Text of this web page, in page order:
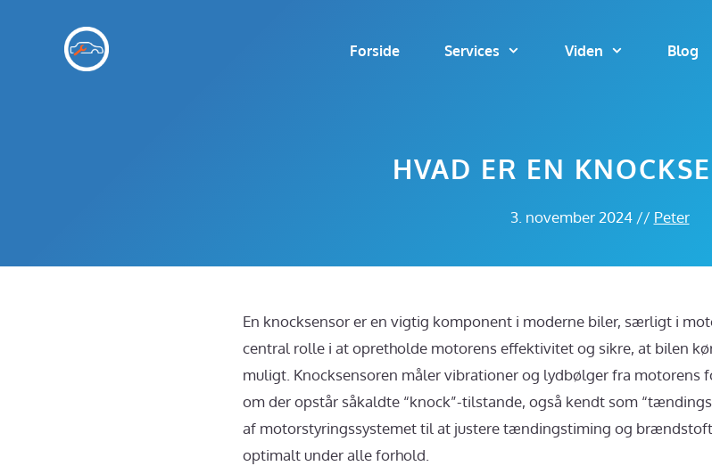
Forside Services Viden Blog
HVAD ER EN
3. november 2024// Peter
En knocksensor er en vigtig komponent i moderne biler, særligt i
central rolle i at opretholde motorens effektivitet og sikre, at bilen
muligt. Knocksensoren måler vibrationer og lydbølger fra motorens
om der opstår såkaldte “knock”-tilstande, også kendt som
af motorstyringssystemet til at justere tændingstiming og
optimalt under alle forhold.